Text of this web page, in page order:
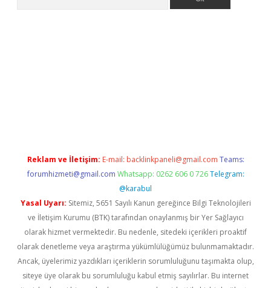
Reklam ve İletişim: E-mail: backlinkpaneli@gmail.com Teams:
forumhizmeti@gmail.com Whatsapp: 0262 606 0 726 Telegram:
@karabul
Yasal Uyarı: Sitemiz, 5651 Sayılı Kanun gereğince Bilgi Teknolojileri
ve İletişim Kurumu (BTK) tarafından onaylanmış bir Yer Sağlayıcı
olarak hizmet vermektedir. Bu nedenle, sitedeki içerikleri proaktif
olarak denetleme veya araştırma yükümlülüğümüz bulunmamaktadır.
Ancak, üyelerimiz yazdıkları içeriklerin sorumluluğunu taşımakta olup,
siteye üye olarak bu sorumluluğu kabul etmiş sayılırlar. Bu internet